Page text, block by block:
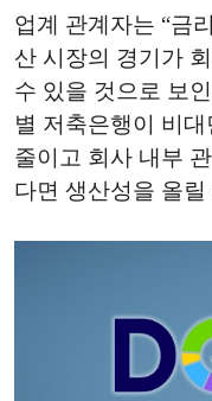
업계 관계자는 “금
산 시장의 경기가
수 있을 것으로 보
별 저축은행이 비
줄이고 회사 내부
다면 생산성을 올